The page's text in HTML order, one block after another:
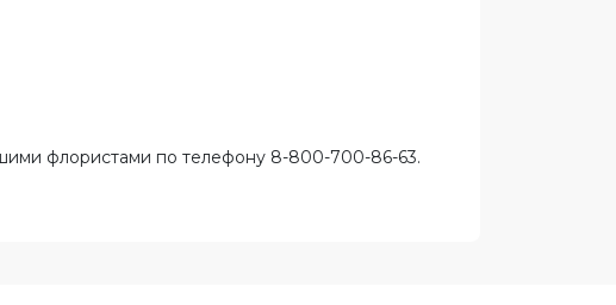
флористами по телефону 8-800-700-86-63.